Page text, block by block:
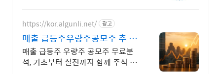
https://kor.algunli.net/ 광고
매출 급등주우량주공모주 추 종
목전망, 분석자료 제공
매출 급등주 우량주 공모주 무료분
석, 기초부터 실전까지 함께 주식 무